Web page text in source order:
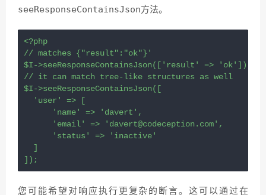
seeResponseContainsJson方法。
<?php
// matches {"result":"ok"}'
$I->seeResponseContainsJson([ 'result' => 'ok' ]);
// it can match tree-like structures as well
$I->seeResponseContainsJson([
'user'
=> [
'name'
=> 'davert' ,
'email'
=> 'davert@codeception.com' ,
'status'
=>
'inactive'
  ]
]);
您可能希望对响应执行更复杂的断言。这可以通过在